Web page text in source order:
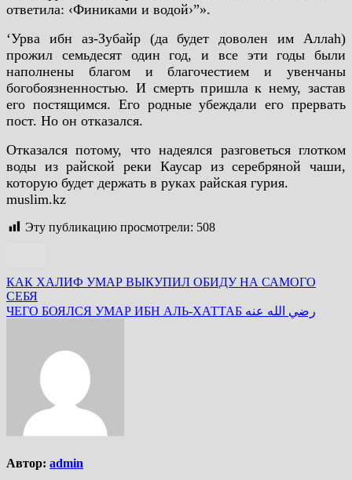
ответила: ‹Финиками и водой›”».
‘Урва ибн аз-Зубайр (да будет доволен им Аллаh)
прожил семьдесят один год, и все эти годы были
наполнены благом и благочестием и увенчаны
богобоязненностью. И смерть пришла к нему, застав
его постящимся. Его родные убеждали его прервать
пост. Но он отказался.
Отказался потому, что надеялся разговеться глотком
воды из райской реки Каусар из серебряной чаши,
которую будет держать в руках райская гурия.
muslim.kz
Эту публикацию просмотрели: 508
Навигация
по
КАК ХАЛИФ УМАР ВЫКУПИЛ ОБИДУ НА САМОГО
СЕБЯ
ЧЕГО БОЯЛСЯ УМАР ИБН АЛЬ-ХАТТАБ رضي الله عنه
Автор: admin